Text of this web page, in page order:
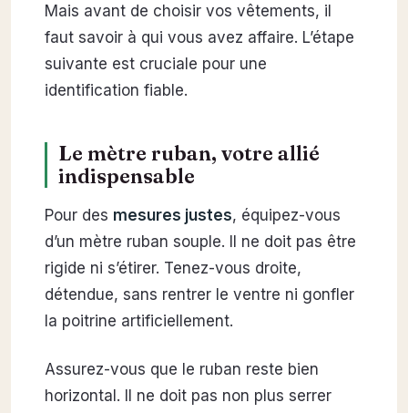
Mais avant de choisir vos vêtements, il
faut savoir à qui vous avez affaire. L’étape
suivante est cruciale pour une
identification fiable.
Le mètre ruban, votre allié
indispensable
Pour des mesures justes, équipez-vous
d’un mètre ruban souple. Il ne doit pas être
rigide ni s’étirer. Tenez-vous droite,
détendue, sans rentrer le ventre ni gonfler
la poitrine artificiellement.
Assurez-vous que le ruban reste bien
horizontal. Il ne doit pas non plus serrer